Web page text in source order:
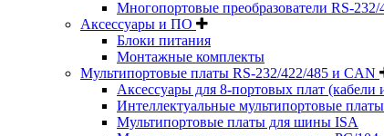
Многопортовые преобразователи RS-
Аксессуары и ПО
Блоки питания
Монтажные комплекты
Мультипортовые платы RS-232/422/485 и CAN
Аксессуары для 8-портовых плат (кабели
Интеллектуальные мультипортовые платы
Мультипортовые платы для шины ISA